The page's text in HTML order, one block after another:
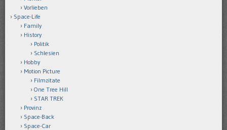
Vorlieben
Space-Life
Family
History
Politik
Schlesien
Hobby
Motion Picture
Filmzitate
One Tree Hill
STAR TREK
Provinz
Space-Back
Space-Car